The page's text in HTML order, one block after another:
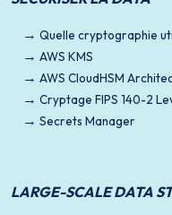
Quelle cryptographie
AWS KMS
AWS CloudHSM
Cryptage FIPS 140-2
Secrets Manager
LARGE-SCALE DATA